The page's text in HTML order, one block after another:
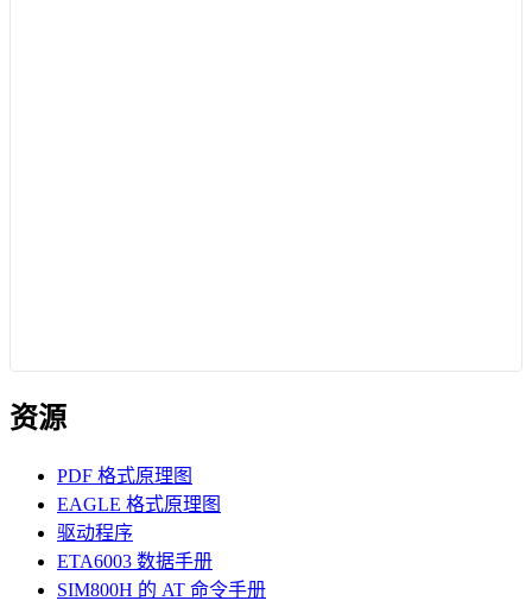
资源
PDF 格式原理图
EAGLE 格式原理图
驱动程序
ETA6003 数据手册
SIM800H 的 AT 命令手册